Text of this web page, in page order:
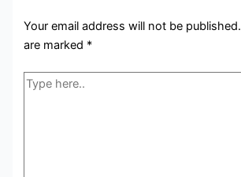
Your email address will not be published.
are marked *
Type